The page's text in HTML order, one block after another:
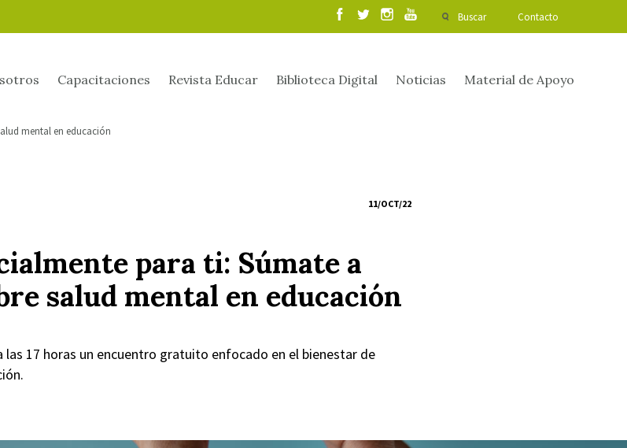
Buscar Contacto
Capacitaciones Revista Educar Biblioteca Digital Noticias Material de Apoyo
mental en educación
11/OCT/22
para ti: Súmate a
salud mental en educación
las 17 horas un encuentro gratuito enfocado en el bienestar de